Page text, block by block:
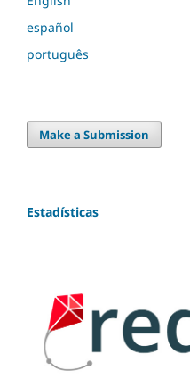
español
português
Make a Submission
Estadísticas